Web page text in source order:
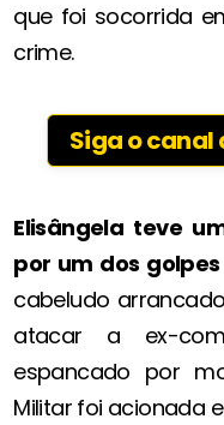
que foi socorrida
crime.
Siga o canal
Elisângela teve
por um dos golpes
cabeludo
atacar a ex-
espancado por
Militar foi acionada